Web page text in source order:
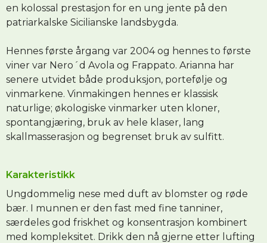
en kolossal prestasjon for en ung jente på den
patriarkalske Sicilianske landsbygda.
Hennes første årgang var 2004 og hennes to første
viner var Nero´d Avola og Frappato. Arianna har
senere utvidet både produksjon, portefølje og
vinmarkene. Vinmakingen hennes er klassisk
naturlige; økologiske vinmarker uten kloner,
spontangjæring, bruk av hele klaser, lang
skallmasserasjon og begrenset bruk av sulfitt.
Karakteristikk
Ungdommelig nese med duft av blomster og røde
bær. I munnen er den fast med fine tanniner,
særdeles god friskhet og konsentrasjon kombinert
med kompleksitet. Drikk den nå gjerne etter lufting